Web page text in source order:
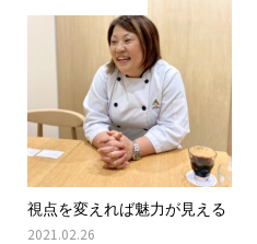
視点を変えれば魅力が見える
2021.02.26